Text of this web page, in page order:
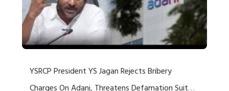
YSRCP President YS Jagan Rejects Bribery